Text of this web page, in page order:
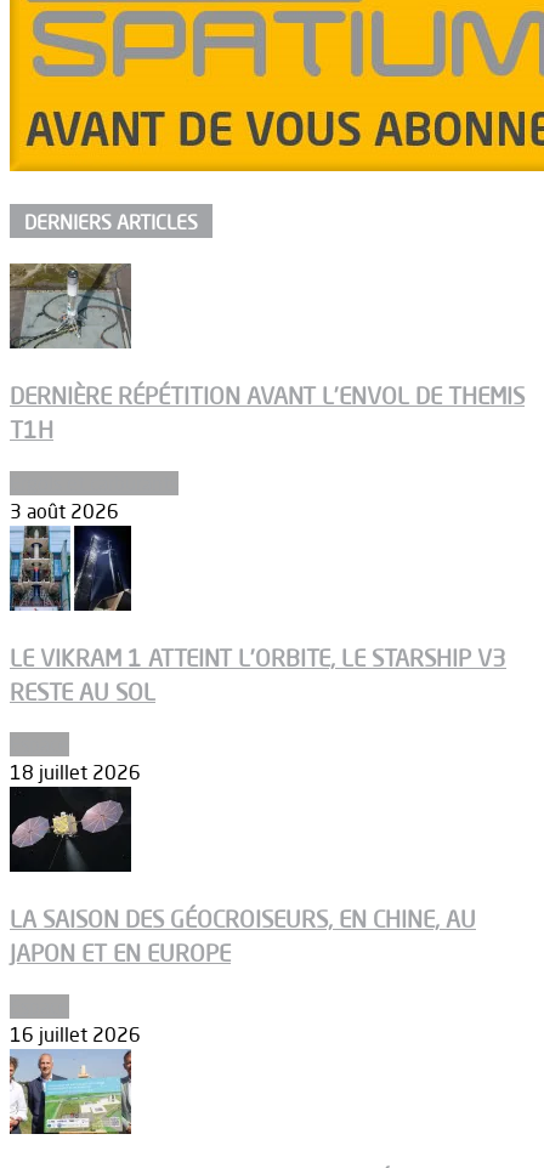
DERNIERS ARTICLES
DERNIÈRE RÉPÉTITION AVANT L’ENVOL DE THEMIS
T1H
3 août 2026
LE VIKRAM 1 ATTEINT L’ORBITE, LE STARSHIP V3
RESTE AU SOL
18 juillet 2026
LA SAISON DES GÉOCROISEURS, EN CHINE, AU
JAPON ET EN EUROPE
16 juillet 2026